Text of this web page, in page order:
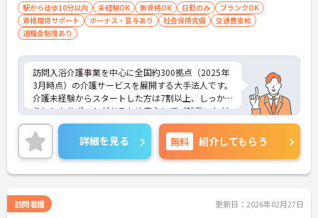
駅から徒歩10分以内 未経験OK 無資格OK 日勤のみ
ブランクOK
資格取得サポート
ボーナス・賞与あり 社会保険完備
交通費支給
退職金制度あり
訪問入浴介護事業を中心に全国約300拠点（2025年
3月時点）の介護サービスを展開する大手法人です。
介護未経験からスタートした方は7割以上、しっか
りとしたサポートがあるため安心してご就業いただ
けます。お風呂に入れなくて困っている方に、手を
差し伸べてあげられるとてもやりがいのあるお仕事
です。ご興味ある方には、面接対策ポイントなど、
さらに詳細をお話しいたしますのでお気軽にご相談
ください！
詳細を見る 無料 紹介してもらう
訪問看護 更新日：2026年02月27日